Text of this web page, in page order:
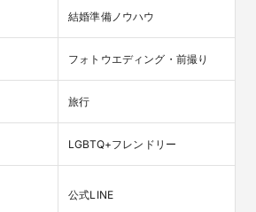
結婚準備ノウハウ
フォトウエディング・前撮り
旅行
LGBTQ+フレンドリー
公式LINE